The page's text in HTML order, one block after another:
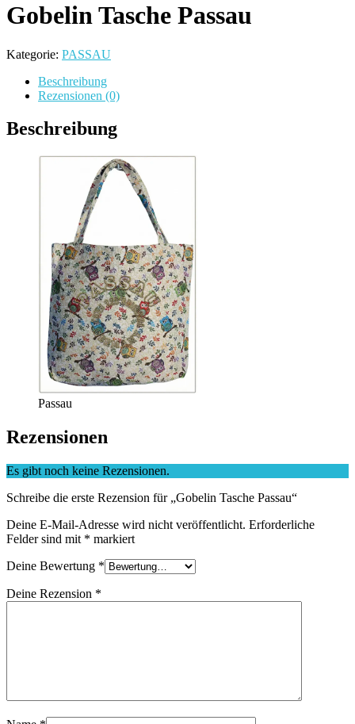
Gobelin Tasche Passau
Kategorie: PASSAU
Beschreibung
Rezensionen (0)
Beschreibung
Passau
Rezensionen
Es gibt noch keine Rezensionen.
Schreibe die erste Rezension für „Gobelin Tasche Passau“
Deine E-Mail-Adresse wird nicht veröffentlicht. Erforderliche
Felder sind mit * markiert
Deine Bewertung *
Deine Rezension *